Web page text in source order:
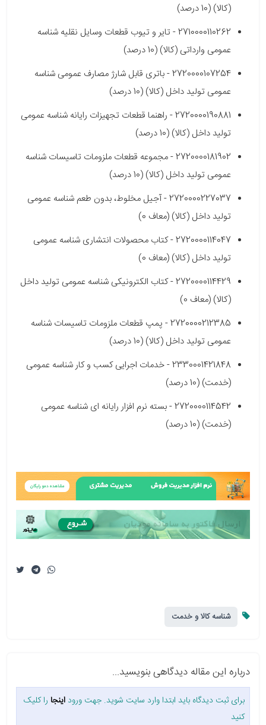
(کالا) (10 درصد)
2710000110262 - تایر و تیوب قطعات وسایل نقلیه شناسه
عمومی وارداتی (کالا) (10 درصد)
2720000107254 - باتری قابل شارژ مصارف عمومی شناسه
عمومی تولید داخل (کالا) (10 درصد)
2720000190881 - راهنما قطعات تجهیزات رایانه شناسه عمومی
تولید داخل (کالا) (10 درصد)
2720000181902 - مجموعه قطعات ملزومات تاسیسات شناسه
عمومی تولید داخل (کالا) (10 درصد)
2720000227037 - آجیل مخلوط، بدون طعم شناسه عمومی
تولید داخل (کالا) (معاف 0)
2720000114047 - کتاب محصولات انتشاری شناسه عمومی
تولید داخل (کالا) (معاف 0)
2720000114429 - کتاب الکترونیکی شناسه عمومی تولید داخل
(کالا) (معاف 0)
2720000212385 - پمپ قطعات ملزومات تاسیسات شناسه
عمومی تولید داخل (کالا) (10 درصد)
2330001421848 - خدمات اجرایی کسب و کار شناسه عمومی
(خدمت) (10 درصد)
2720000114542 - بسته نرم افزار رایانه ای شناسه عمومی
(خدمت) (10 درصد)
شناسه کالا و خدمت
درباره این مقاله دیدگاهی بنویسید...
برای ثبت دیدگاه باید ابتدا وارد سایت شوید. جهت ورود اینجا را کلیک
کنید